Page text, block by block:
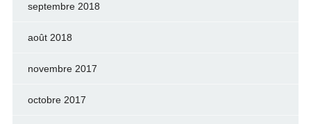
septembre 2018
août 2018
novembre 2017
octobre 2017